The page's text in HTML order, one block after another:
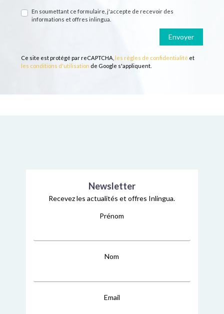
En soumettant ce formulaire, j'accepte de recevoir des
informations et offres inlingua.
Envoyer
Ce site est protégé par reCAPTCHA, les règles de confidentialité et
les conditions d'utilisation de Google s'appliquent.
Newsletter
Recevez les actualités et offres Inlingua.
Prénom
Nom
Email